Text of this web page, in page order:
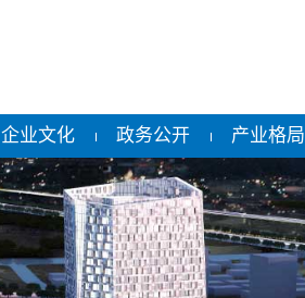
企业文化 政务公开 产业格局